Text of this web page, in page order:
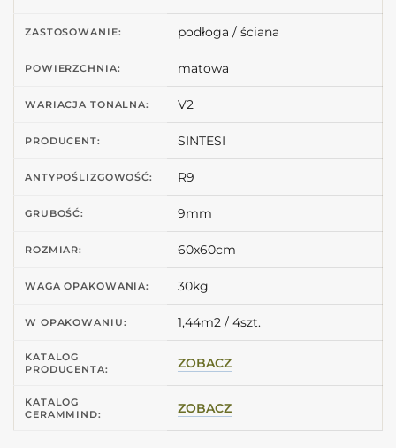
ZASTOSOWANIE: podłoga / ściana
POWIERZCHNIA: matowa
WARIACJA TONALNA: V2
PRODUCENT: SINTESI
ANTYPOŚLIZGOWOŚĆ: R9
GRUBOŚĆ: 9mm
ROZMIAR: 60x60cm
WAGA OPAKOWANIA: 30kg
W OPAKOWANIU: 1,44m2 / 4szt.
KATALOG
PRODUCENTA:
ZOBACZ
KATALOG
CERAMMIND:
ZOBACZ